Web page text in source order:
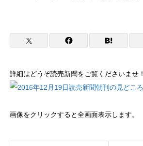
詳細はどうぞ読売新聞をご覧くださいませ！
画像をクリックすると全画面表示します。